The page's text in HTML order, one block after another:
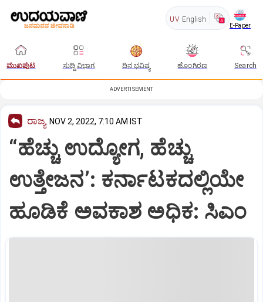
UV English
E-Paper
ಮುಖಪುಟ ಸುದ್ದಿ ವಿಭಾಗ ದಿನ ಭವಿಷ್ಯ ಹೊಂಗಿರಣ Search
ADVERTISEMENT
ರಾಜ್ಯ NOV 2, 2022, 7:10 AM IST
“ಹೆಚ್ಚು ಉದ್ಯೋಗ, ಹೆಚ್ಚು
ಉತ್ತೇಜನ’: ಕರ್ನಾಟಕದಲ್ಲಿಯೇ
ಹೂಡಿಕೆ ಅವಕಾಶ ಅಧಿಕ: ಸಿಎಂ